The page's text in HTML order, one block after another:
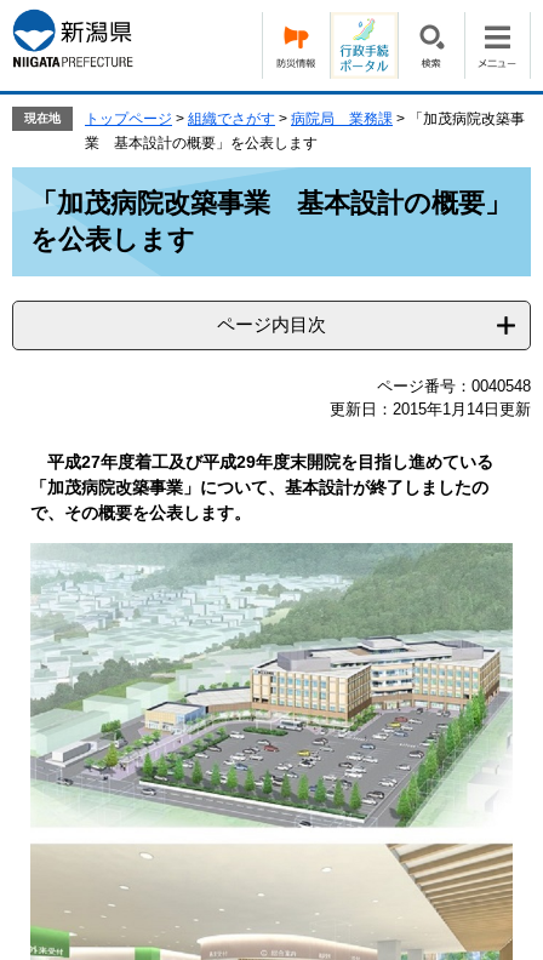
ー
ジ
の
で
ニ
ュ
ー
ば
現在地 トップページ > 組織でさがす > 病院局 業務課 >
「加茂病院改築事
業 基本設計の概要」を公表します
「加茂病院改築事業 基本設計の概要」
を公表します
ページ内目次
ページ番号：0040548
更新日：2015年1月14日更新
平成27年度着工及び平成29年度末開院を目指し進めている
「加茂病院改築事業」について、基本設計が終了しましたの
で、その概要を公表します。